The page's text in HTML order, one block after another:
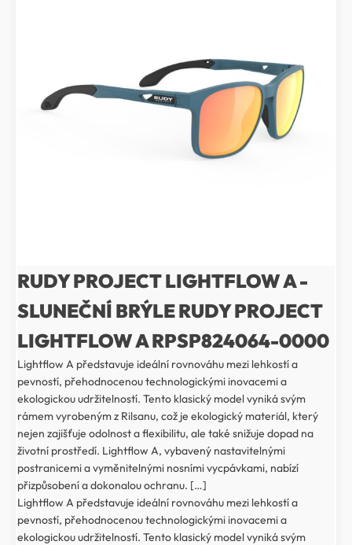
RUDY PROJECT LIGHTFLOW A -
SLUNEČNÍ BRÝLE RUDY PROJECT
LIGHTFLOW A RPSP824064-0000
Lightflow A představuje ideální rovnováhu mezi lehkostí a
pevností, přehodnocenou technologickými inovacemi a
ekologickou udržitelností. Tento klasický model vyniká svým
rámem vyrobeným z Rilsanu, což je ekologický materiál, který
nejen zajišťuje odolnost a flexibilitu, ale také snižuje dopad na
životní prostředí. Lightflow A, vybavený nastavitelnými
postranicemi a vyměnitelnými nosními vycpávkami, nabízí
přizpůsobení a dokonalou ochranu. […]
Lightflow A představuje ideální rovnováhu mezi lehkostí a
pevností, přehodnocenou technologickými inovacemi a
ekologickou udržitelností. Tento klasický model vyniká svým